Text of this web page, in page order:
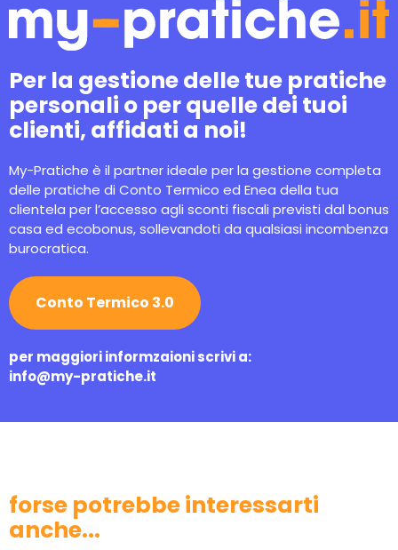
Per la gestione delle tue pratiche
personali o per quelle dei tuoi
clienti, affidati a noi!
My-Pratiche è il partner ideale per la gestione completa
delle pratiche di Conto Termico ed Enea della tua
clientela per l’accesso agli sconti fiscali previsti dal bonus
casa ed ecobonus, sollevandoti da qualsiasi incombenza
burocratica.
Conto Termico 3.0
per maggiori informzaioni scrivi a:
info@my-pratiche.it
forse potrebbe interessarti
anche...